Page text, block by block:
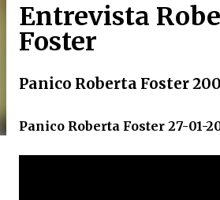
Entrevista
Foster
Panico Roberta Foster
Panico Roberta Foster 27-01-